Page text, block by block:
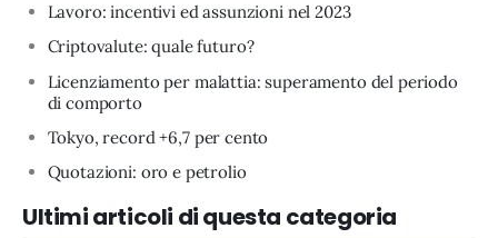
Lavoro: incentivi ed assunzioni nel 2023
Criptovalute: quale futuro?
Licenziamento per malattia: superamento del periodo
di comporto
Tokyo, record +6,7 per cento
Quotazioni: oro e petrolio
Ultimi articoli di questa categoria